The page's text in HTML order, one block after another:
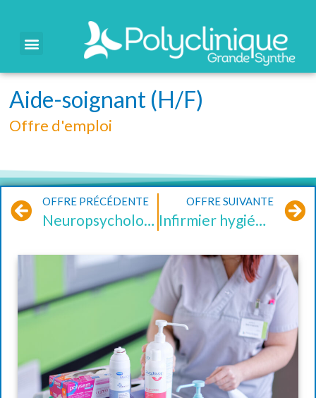
Aide-soignant (H/F)
Offre d'emploi
OFFRE PRÉCÉDENTE
Neuropsychologue (H/F)
OFFRE SUIVANTE
Infirmier hygiéniste (H/F)